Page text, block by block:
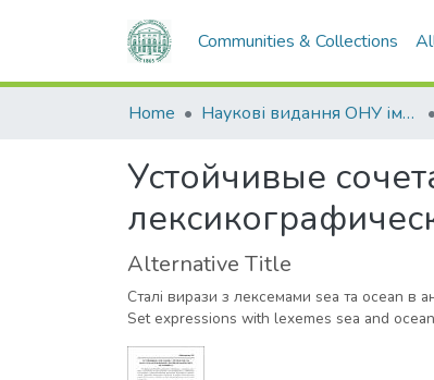
Communities & Collections
Home Наукові видання ОНУ імені І. І. Мечникова
Устойчивые
Alternative Title
Сталі вирази з лексемами sea та ocean в
Set expressions with lexemes sea and